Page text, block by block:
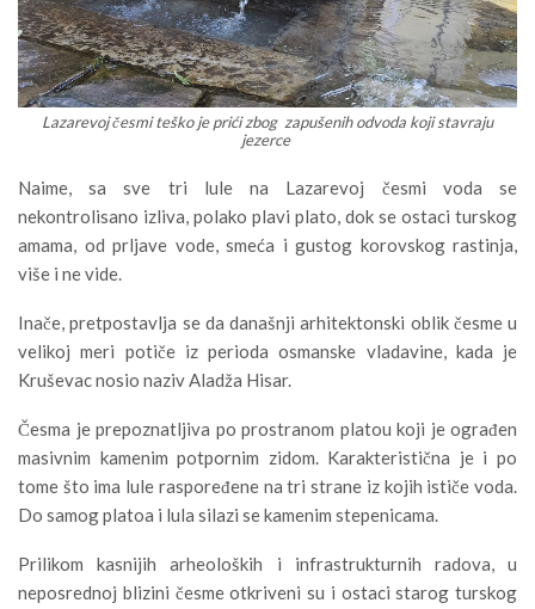
Lazarevoj česmi teško je prići zbog zapušenih odvoda koji stavraju
jezerce
Naime, sa sve tri lule na Lazarevoj česmi voda se
nekontrolisano izliva, polako plavi plato, dok se ostaci turskog
amama, od prljave vode, smeća i gustog korovskog rastinja,
više i ne vide.
Inače, pretpostavlja se da današnji arhitektonski oblik česme u
velikoj meri potiče iz perioda osmanske vladavine, kada je
Kruševac nosio naziv Aladža Hisar.
Česma je prepoznatljiva po prostranom platou koji je ograđen
masivnim kamenim potpornim zidom. Karakteristična je i po
tome što ima lule raspoređene na tri strane iz kojih ističe voda.
Do samog platoa i lula silazi se kamenim stepenicama.
Prilikom kasnijih arheoloških i infrastrukturnih radova, u
neposrednoj blizini česme otkriveni su i ostaci starog turskog